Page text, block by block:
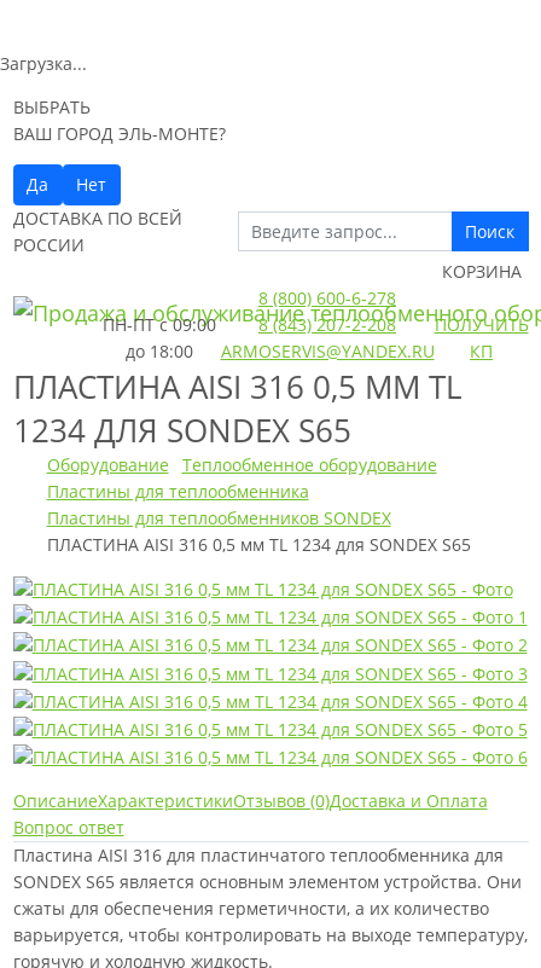
Загрузка...
ВЫБРАТЬ
ВАШ ГОРОД ЭЛЬ-МОНТЕ?
Да
Нет
ДОСТАВКА ПО ВСЕЙ
РОССИИ
Поиск
ПН-ПТс 09:00
до 18:00
8 (800) 600-6-278
8 (843) 207-2-208
ARMOSERVIS@YANDEX.RU
КОРЗИНА
ПОЛУЧИТЬ
КП
ПЛАСТИНА AISI 316 0,5 ММ TL
1234 ДЛЯ SONDEX S65
Оборудование
Теплообменное оборудование
Пластины для теплообменника
Пластины для теплообменников SONDEX
ПЛАСТИНА AISI 316 0,5 мм TL 1234 для SONDEX S65
ОписаниеХарактеристикиОтзывов (0)Доставка и Оплата
Вопрос ответ
Пластина AISI 316 для пластинчатого теплообменника для
SONDEX S65 является основным элементом устройства. Они
сжаты для обеспечения герметичности, а их количество
варьируется, чтобы контролировать на выходе температуру,
горячую и холодную жидкость.